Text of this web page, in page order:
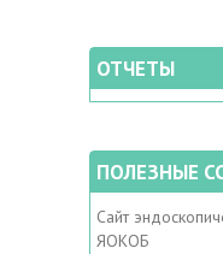
ОТЧЕТЫ
ПОЛЕЗНЫЕ
Сайт
ЯОКОБ